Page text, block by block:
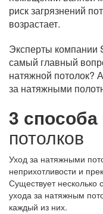
риск загрязнений
возрастает.
Эксперты компании
самый главный
натяжной потолок?
за натяжными
3 способа
потолков
Уход за натяжными
неприхотливости и
Существует
ухода за натяжным
каждый из них.